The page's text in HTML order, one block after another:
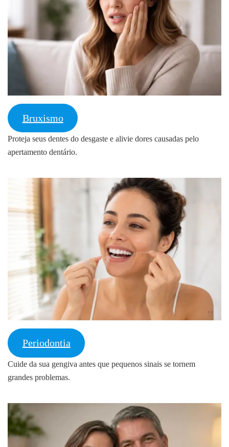
Bruxismo
Proteja seus dentes do desgaste e alivie dores causadas pelo
apertamento dentário.
Periodontia
Cuide da sua gengiva antes que pequenos sinais se tornem
grandes problemas.